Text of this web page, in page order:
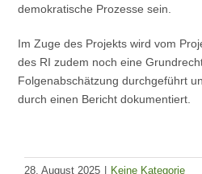
demokratische Prozesse sein.
Im Zuge des Projekts wird vom
des RI zudem noch eine
Folgenabschätzung durchgeführt
durch einen Bericht dokumentiert.
28. August 2025 Keine Kategorie